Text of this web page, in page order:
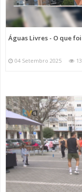
Águas Livres - O que
04 Setembro 2025